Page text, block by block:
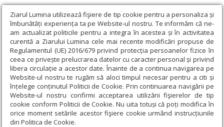
Ziarul Lumina utilizează fişiere de tip cookie pentru a personaliza și
îmbunătăți experiența ta pe Website-ul nostru. Te informăm că ne-
am actualizat politicile pentru a integra în acestea și în activitatea
curentă a Ziarului Lumina cele mai recente modificări propuse de
Regulamentul (UE) 2016/679 privind protecția persoanelor fizice în
ceea ce privește prelucrarea datelor cu caracter personal și privind
libera circulație a acestor date. Înainte de a continua navigarea pe
Website-ul nostru te rugăm să aloci timpul necesar pentru a citi și
înțelege conținutul Politicii de Cookie. Prin continuarea navigării pe
Website-ul nostru confirmi acceptarea utilizării fişierelor de tip
cookie conform Politicii de Cookie. Nu uita totuși că poți modifica în
orice moment setările acestor fişiere cookie urmând instrucțiunile
din Politica de Cookie.
Ziarul Lumina › Opinii › Repere și idei › Nu lăsați uitării amintirile
frumoase!
Nu lăsați uitării amintirile frumoase!